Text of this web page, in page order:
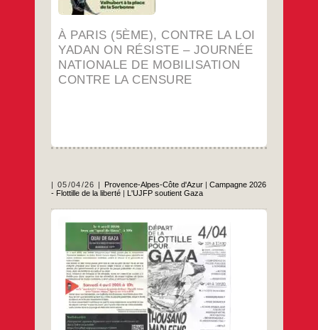
À PARIS (5ÈME), CONTRE LA LOI
YADAN ON RÉSISTE – JOURNÉE
NATIONALE DE MOBILISATION
CONTRE LA CENSURE
loi
Yadan
on
résiste
–
05/04/26 Provence-Alpes-Côte d'Azur| Campagne 2026
- Flottille de la liberté | L'UJFP soutient Gaza
Les flottilles vers Gaza, tout a commencé !
Sur terre vous serez nos yeux, ce sont eux
notre sécurité quand nous serons en mer !
Cette phrase répétée à l’envi lors de cette
très belle journée du 4 Avril, d’abord à
L’Estaque puis à l’avant port du vieux port
Thousand
Madleens
premier